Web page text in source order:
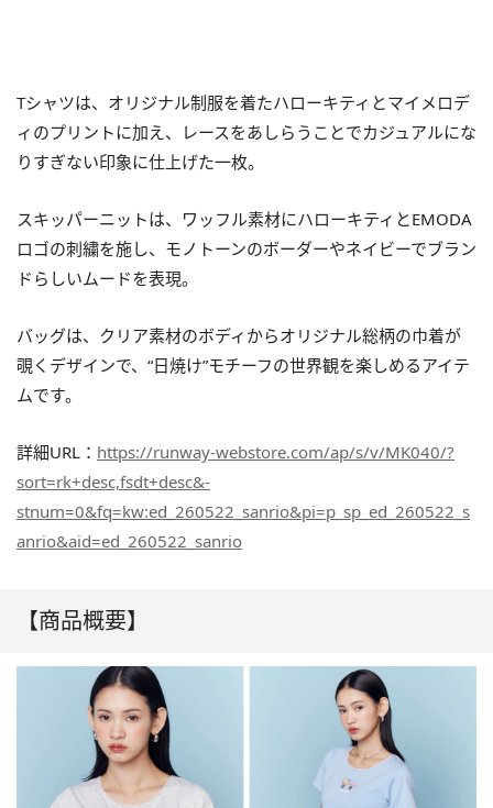
Tシャツは、オリジナル制服を着たハローキティとマイメロデ
ィのプリントに加え、レースをあしらうことでカジュアルにな
りすぎない印象に仕上げた一枚。
スキッパーニットは、ワッフル素材にハローキティとEMODA
ロゴの刺繍を施し、モノトーンのボーダーやネイビーでブラン
ドらしいムードを表現。
バッグは、クリア素材のボディからオリジナル総柄の巾着が
覗くデザインで、“日焼け”モチーフの世界観を楽しめるアイテ
ムです。
詳細URL： https://runway-webstore.com/ap/s/v/MK040/?
sort=rk+desc,fsdt+desc&-
stnum=0&fq=kw:ed_260522_sanrio&pi=p_sp_ed_260522_s
anrio&aid=ed_260522_sanrio
【商品概要】